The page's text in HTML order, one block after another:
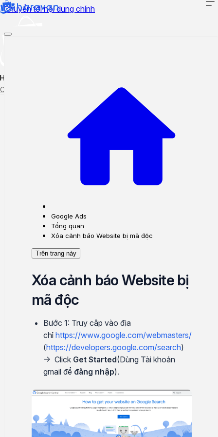
Chuyển tới nội dung chính
Hướng dẫn sử dụng
Cập nhật tính năng mới
Theo dõi ticket
Google Ads
Tổng quan
Xóa cảnh báo Website bị mã độc
Trên trang này
Xóa cảnh báo Website bị
mã độc
Bước 1: Truy cập vào địa
chỉ https://www.google.com/webmasters/
(https://developers.google.com/search)
→ Click Get Started(Dùng Tài khoản
gmail để đăng nhập).